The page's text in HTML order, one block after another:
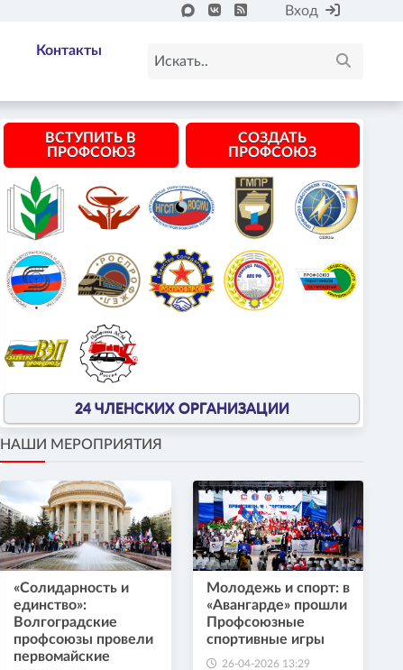
Вход
Контакты
ВСТУПИТЬ В
ПРОФСОЮЗ
СОЗДАТЬ
ПРОФСОЮЗ
24 ЧЛЕНСКИХ ОРГАНИЗАЦИИ
НАШИ МЕРОПРИЯТИЯ
«Солидарность и
единство»:
Волгоградские
профсоюзы провели
первомайские
Молодежь и спорт: в
«Авангарде» прошли
Профсоюзные
спортивные игры
26-04-2026 13:29